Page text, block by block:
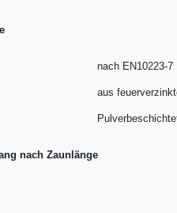
nach EN10223-7
aus
nach Zaunlänge